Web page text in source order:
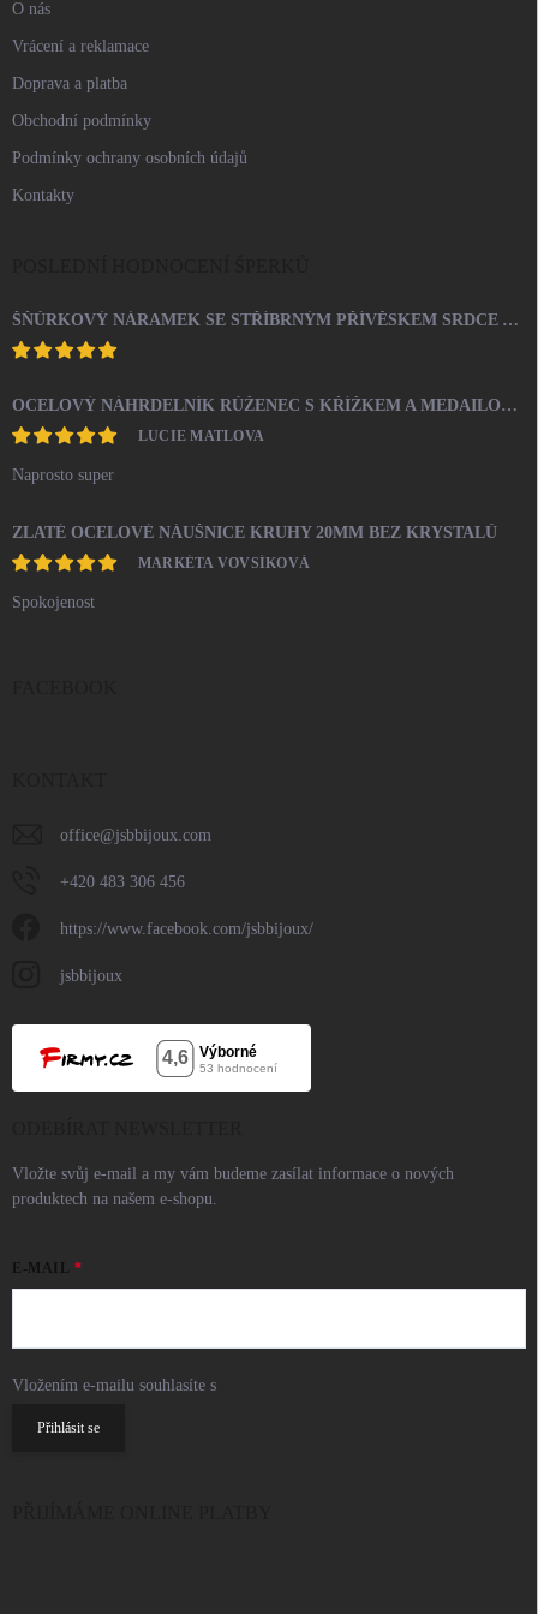
O nás
Vrácení a reklamace
Doprava a platba
Obchodní podmínky
Podmínky ochrany osobních údajů
Kontakty
ŠŇŮRKOVÝ NÁRAMEK SE STŘÍBRNÝM PŘÍVĚSKEM SRDCE A KRYSTALY SWAROVSKI CRYSTAL (STŘÍBRO 925/1000)
OCELOVÝ NÁHRDELNÍK RŮŽENEC S KŘÍŽKEM A MEDAILONEM
LUCIE MATLOVA
Naprosto super
ZLATÉ OCELOVÉ NÁUŠNICE KRUHY 20MM BEZ KRYSTALŮ
MARKÉTA VOVSÍKOVÁ
Spokojenost
office@jsbbijoux.com
+420 483 306 456
https://www.facebook.com/jsbbijoux/
jsbbijoux
Vložte svůj e-mail a my vám budeme zasílat informace o nových
produktech na našem e-shopu.
E-MAIL
Vložením e-mailu souhlasíte s
Přihlásit se